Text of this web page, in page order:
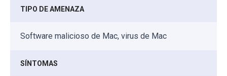
TIPO DE AMENAZA
Software malicioso de Mac, virus de Mac
SÍNTOMAS